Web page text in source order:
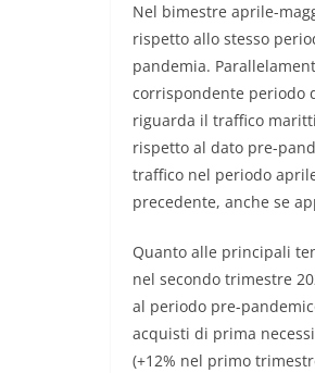
Nel bimestre aprile-
rispetto allo stesso
pandemia.
corrispondente periodo
riguarda il traffico
rispetto al dato pre-
traffico nel periodo
precedente, anche se
Quanto alle principali
nel secondo trimestre
al periodo pre-
acquisti di prima
(+12% nel primo